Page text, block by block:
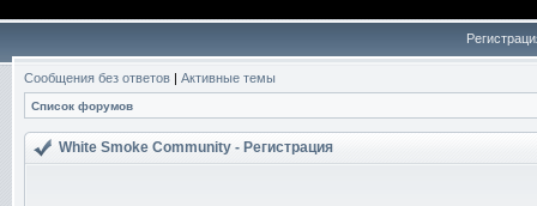
Сообщения без ответов | Активные темы
Список форумов
White Smoke Community - Регистрация